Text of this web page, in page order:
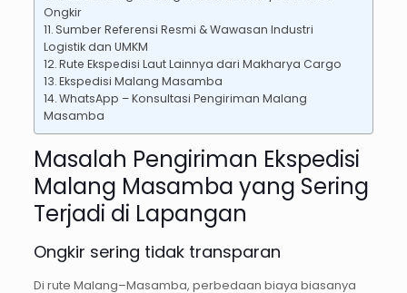
Ongkir
Sumber Referensi Resmi & Wawasan Industri
Logistik dan UMKM
Rute Ekspedisi Laut Lainnya dari Makharya Cargo
Ekspedisi Malang Masamba
WhatsApp – Konsultasi Pengiriman Malang
Masamba
Masalah Pengiriman Ekspedisi
Malang Masamba yang Sering
Terjadi di Lapangan
Ongkir sering tidak transparan
Di rute Malang–Masamba, perbedaan biaya biasanya